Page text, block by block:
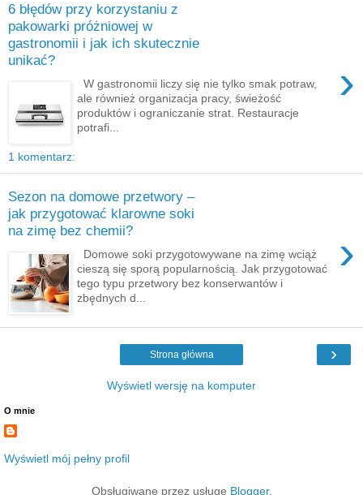
6 błędów przy korzystaniu z
pakowarki próżniowej w
gastronomii i jak ich skutecznie
unikać?
›
W gastronomii liczy się nie tylko smak potraw,
ale również organizacja pracy, świeżość
produktów i ograniczanie strat. Restauracje
potrafi...
1 komentarz:
Sezon na domowe przetwory –
jak przygotować klarowne soki
na zimę bez chemii?
›
Domowe soki przygotowywane na zimę wciąż
cieszą się sporą popularnością. Jak przygotować
tego typu przetwory bez konserwantów i
zbędnych d...
›
Strona główna
Wyświetl wersję na komputer
O mnie
Wyświetl mój pełny profil
Obsługiwane przez usługę Blogger.